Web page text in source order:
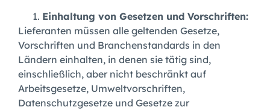
Einhaltung von Gesetzen und Vorschriften:
Lieferanten müssen alle geltenden Gesetze,
Vorschriften und Branchenstandards in den
Ländern einhalten, in denen sie tätig sind,
einschließlich, aber nicht beschränkt auf
Arbeitsgesetze, Umweltvorschriften,
Datenschutzgesetze und Gesetze zur